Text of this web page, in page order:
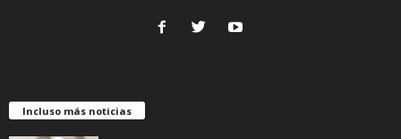
Incluso más noticias